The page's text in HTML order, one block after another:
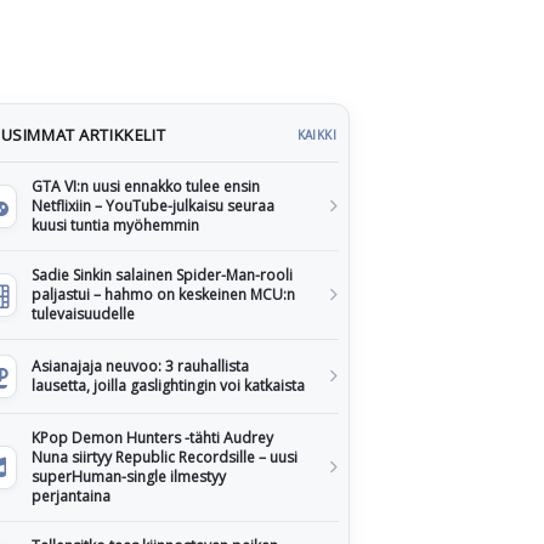
ARTIKKELIT KAIKKI
GTA VI:n uusi ennakko tulee ensin
Netflixiin – YouTube-julkaisu seuraa
kuusi tuntia myöhemmin
Sadie Sinkin salainen Spider-Man-rooli
paljastui – hahmo on keskeinen MCU:n
tulevaisuudelle
Asianajaja neuvoo: 3 rauhallista
lausetta, joilla gaslightingin voi katkaista
KPop Demon Hunters -tähti Audrey
Nuna siirtyy Republic Recordsille – uusi
superHuman-single ilmestyy
perjantaina